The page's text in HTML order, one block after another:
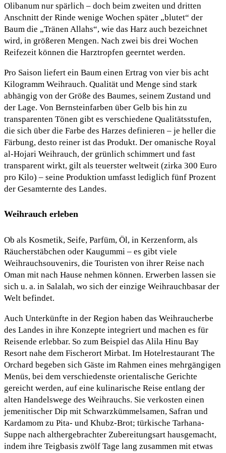
Olibanum nur spärlich – doch beim zweiten und dritten
Anschnitt der Rinde wenige Wochen später „blutet“ der
Baum die „Tränen Allahs“, wie das Harz auch bezeichnet
wird, in größeren Mengen. Nach zwei bis drei Wochen
Reifezeit können die Harztropfen geerntet werden.
Pro Saison liefert ein Baum einen Ertrag von vier bis acht
Kilogramm Weihrauch. Qualität und Menge sind stark
abhängig von der Größe des Baumes, seinem Zustand und
der Lage. Von Bernsteinfarben über Gelb bis hin zu
transparenten Tönen gibt es verschiedene Qualitätsstufen,
die sich über die Farbe des Harzes definieren – je heller die
Färbung, desto reiner ist das Produkt. Der omanische Royal
al-Hojari Weihrauch, der grünlich schimmert und fast
transparent wirkt, gilt als teuerster weltweit (zirka 300 Euro
pro Kilo) – seine Produktion umfasst lediglich fünf Prozent
der Gesamternte des Landes.
Weihrauch erleben
Ob als Kosmetik, Seife, Parfüm, Öl, in Kerzenform, als
Räucherstäbchen oder Kaugummi – es gibt viele
Weihrauchsouvenirs, die Touristen von ihrer Reise nach
Oman mit nach Hause nehmen können. Erwerben lassen sie
sich u. a. in Salalah, wo sich der einzige Weihrauchbasar der
Welt befindet.
Auch Unterkünfte in der Region haben das Weihraucherbe
des Landes in ihre Konzepte integriert und machen es für
Reisende erlebbar. So zum Beispiel das Alila Hinu Bay
Resort nahe dem Fischerort Mirbat. Im Hotelrestaurant The
Orchard begeben sich Gäste im Rahmen eines mehrgängigen
Menüs, bei dem verschiedenste orientalische Gerichte
gereicht werden, auf eine kulinarische Reise entlang der
alten Handelswege des Weihrauchs. Sie verkosten einen
jemenitischer Dip mit Schwarzkümmelsamen, Safran und
Kardamom zu Pita- und Khubz-Brot; türkische Tarhana-
Suppe nach althergebrachter Zubereitungsart hausgemacht,
indem ihre Teigbasis zwölf Tage lang zusammen mit etwas